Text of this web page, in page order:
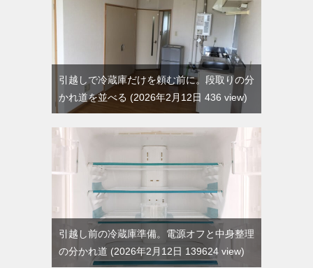
引越しで冷蔵庫だけを頼む前に。段取りの分
かれ道を並べる
2026年2月12日 436 view
引越し前の冷蔵庫準備。電源オフと中身整理
の分かれ道
2026年2月12日 139624 view